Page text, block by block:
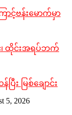
ာင့်ဗန်းမောက်မှာ
၊ ထိုင်းအရပ်ဘက်
း မြစ်ချောင်း
5, 2026